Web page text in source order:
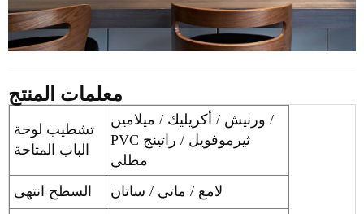
معلمات المنتج
تشطيب لوحة
الباب المتاحة
ورنيش / أكريليك / ميلامين /
PVC ثيرموفويل / راتينج
مطلي
السطح انتهى
لامع / ماتي / ساتان